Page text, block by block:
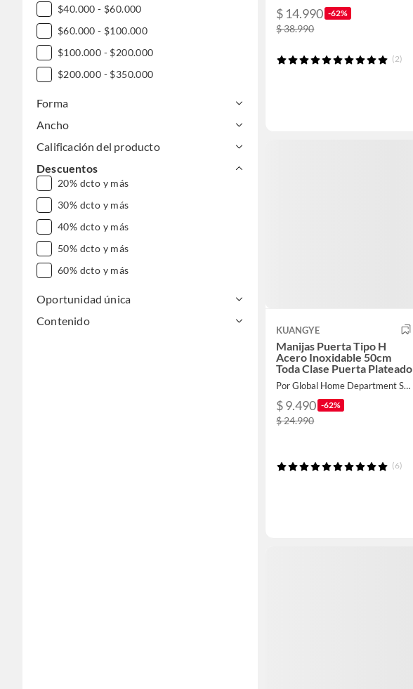
$40.000 - $60.000
$60.000 - $100.000
$100.000 - $200.000
$200.000 - $350.000
Forma
Ancho
Calificación del producto
Descuentos
20% dcto y más
30% dcto y más
40% dcto y más
50% dcto y más
60% dcto y más
Oportunidad única
Contenido
$ 14.990 -62%
$ 38.990
(2)
KUANGYE
Manijas Puerta Tipo H
Acero Inoxidable 50cm
Toda Clase Puerta Plateado
Por Global Home Department Store
$ 9.490 -62%
$ 24.990
(6)